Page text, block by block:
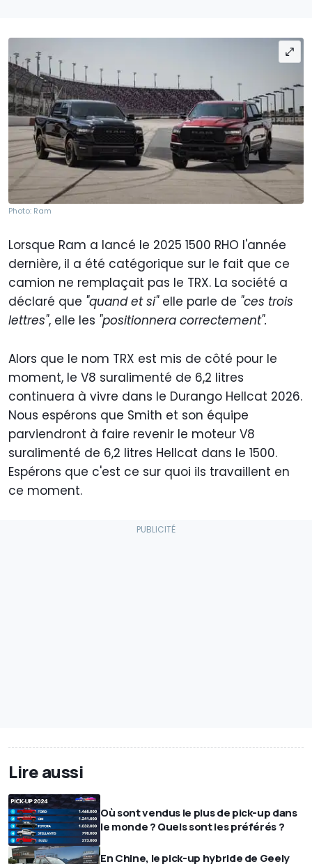
Photo: Ram
Lorsque Ram a lancé le 2025 1500 RHO l'année
dernière, il a été catégorique sur le fait que ce
camion ne remplaçait pas le TRX. La société a
déclaré que "quand et si"elle parle de "ces trois
lettres", elle les "positionnera correctement".
Alors que le nom TRX est mis de côté pour le
moment, le V8 suralimenté de 6,2 litres
continuera à vivre dans le Durango Hellcat 2026.
Nous espérons que Smith et son équipe
parviendront à faire revenir le moteur V8
suralimenté de 6,2 litres Hellcat dans le 1500.
Espérons que c'est ce sur quoi ils travaillent en
ce moment.
Lire aussi
Où sont vendus le plus de pick-up dans
le monde ? Quels sont les préférés ?
En Chine, le pick-up hybride de Geely